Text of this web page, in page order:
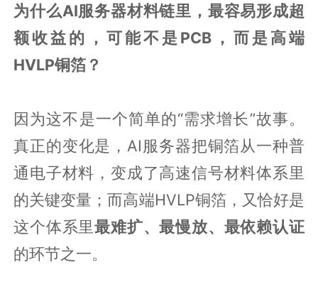
为什么AI服务器材料链里，最容易形成超
额收益的，可能不是PCB，而是高端
HVLP铜箔？
因为这不是一个简单的“需求增长”故事。
真正的变化是，AI服务器把铜箔从一种普
通电子材料，变成了高速信号材料体系里
的关键变量；而高端HVLP铜箔，又恰好是
这个体系里最难扩、最慢放、最依赖认证
的环节之一。